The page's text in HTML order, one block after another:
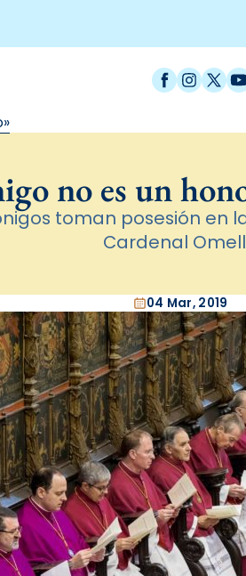
Facebook
X /
no es un
toman posesión en
Cardenal
04 Mar, 2019